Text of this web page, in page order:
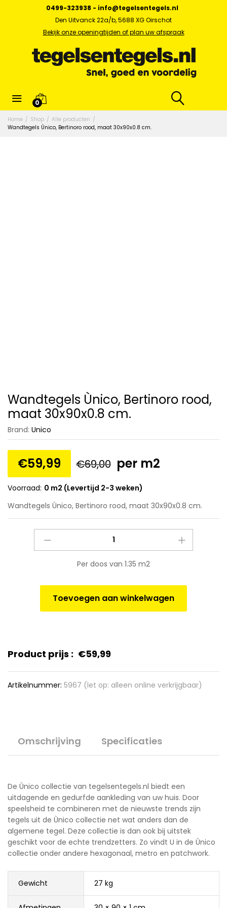
0499-323938 - info@tegelsentegels.nl
Den Uitvanck 22a/b, 5688 XG Oirschot
Bekijk onze openingtijden of plan uw afspraak
0
Home / Shop / Alle producten /
Wandtegels Ùnico, Bertinoro rood, maat 30x90x0.8 cm.
Wandtegels Ùnico, Bertinoro rood,
maat 30x90x0.8 cm.
Brand: Unico
€59,99 €69,00 per m2
Voorraad: 0 m2 (Levertijd 2-3 weken)
Wandtegels Ùnico, Bertinoro rood, maat 30x90x0.8 cm.
quantity
Per doos van 1.35 m2
Toevoegen aan winkelwagen
Product prijs : €59,99
Artikelnummer: 5967 (let op: alleen online verkrijgbaar)
Omschrijving Specificaties
De Ùnico collectie van tegelsentegels.nl biedt een
uitdagende en gedurfde aankleding van uw huis. Door
speelsheid te combineren met de nieuwste trends zijn
tegels uit de Ùnico collectie net wat anders dan de
algemene tegel. Deze collectie is dan ook bij uitstek
geschikt voor de echte trendzetters. Zo vindt U in de Ùnico
collectie onder andere hexagonaal, metro en patchwork.
Gewicht 27 kg